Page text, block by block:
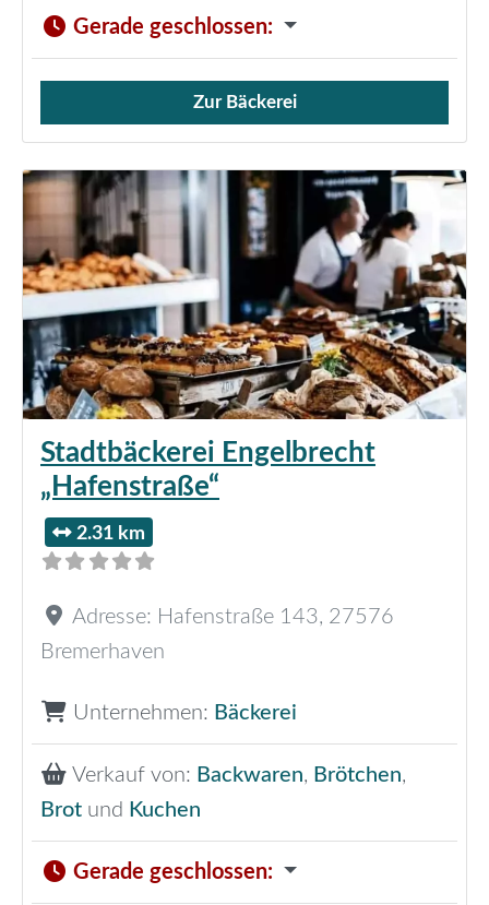
Gerade geschlossen:
Verkauf von Brötchen,
Zur Bäckerei
Stadtbäckerei Engelbrecht
„Hafenstraße“
2.31 km
Adresse: Hafenstraße 143, 27576
Bremerhaven
Unternehmen: Bäckerei
Verkauf von: Backwaren, Brötchen,
Brot und Kuchen
Gerade geschlossen: